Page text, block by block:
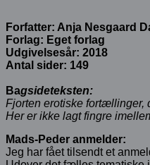
Forfatter: Anja Nesgaard
Forlag: Eget forlag
Udgivelsesår: 2018
Antal sider: 149
Bagsideteksten:
Fjorten erotiske fortællinger,
Her er ikke lagt fingre
Mads-Peder anmelder:
Jeg har fået tilsendt et